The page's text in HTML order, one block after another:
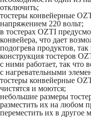
отключить;
тостеры конвейерные
напряжением 220 вольт;
в тостерах OZTI
конвейера, что дает
подогрева продуктов,
конструкция тостеров
с ними работает, так что
с нагревательными
тостеры конвейерные
чистятся и моются;
небольшие размеры
разместить их на любом
переместить их в другое